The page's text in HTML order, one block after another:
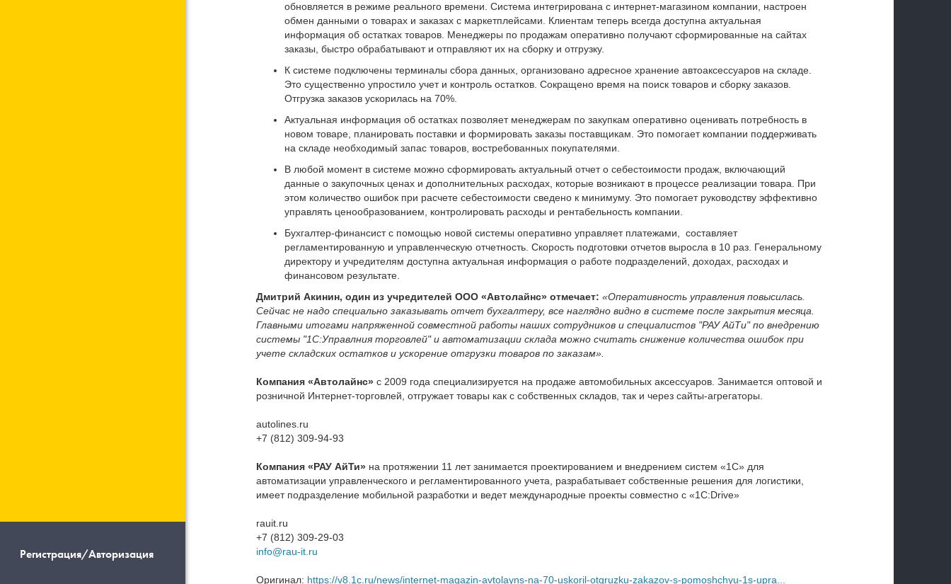
Регистрация/Авторизация
обновляется в режиме реального времени. Система интегрирована с интернет-магазином компании, настроен
обмен данными о товарах и заказах с маркетплейсами. Клиентам теперь всегда доступна актуальная
информация об остатках товаров. Менеджеры по продажам оперативно получают сформированные на сайтах
заказы, быстро обрабатывают и отправляют их на сборку и отгрузку.
К системе подключены терминалы сбора данных, организовано адресное хранение автоаксессуаров на складе.
Это существенно упростило учет и контроль остатков. Сокращено время на поиск товаров и сборку заказов.
Отгрузка заказов ускорилась на 70%.
Актуальная информация об остатках позволяет менеджерам по закупкам оперативно оценивать потребность в
новом товаре, планировать поставки и формировать заказы поставщикам. Это помогает компании поддерживать
на складе необходимый запас товаров, востребованных покупателями.
В любой момент в системе можно сформировать актуальный отчет о себестоимости продаж, включающий
данные о закупочных ценах и дополнительных расходах, которые возникают в процессе реализации товара. При
этом количество ошибок при расчете себестоимости сведено к минимуму. Это помогает руководству эффективно
управлять ценообразованием, контролировать расходы и рентабельность компании.
Бухгалтер-финансист с помощью новой системы оперативно управляет платежами, составляет
регламентированную и управленческую отчетность. Скорость подготовки отчетов выросла в 10 раз. Генеральному
директору и учредителям доступна актуальная информация о работе подразделений, доходах, расходах и
финансовом результате.
Дмитрий Акинин, один из учредителей ООО «Автолайнс» отмечает: «Оперативность управления повысилась.
Сейчас не надо специально заказывать отчет бухгалтеру, все наглядно видно в системе после закрытия месяца.
Главными итогами напряженной совместной работы наших сотрудников и специалистов "РАУ АйТи" по внедрению
системы "1С:Управлния торговлей" и автоматизации склада можно считать снижение количества ошибок при
учете складских остатков и ускорение отгрузки товаров по заказам».
Компания «Автолайнс» с 2009 года специализируется на продаже автомобильных аксессуаров. Занимается оптовой и
розничной Интернет-торговлей, отгружает товары как с собственных складов, так и через сайты-агрегаторы.
autolines.ru
+7 (812) 309-94-93
Компания «РАУ АйТи» на протяжении 11 лет занимается проектированием и внедрением систем «1С» для
автоматизации управленческого и регламентированного учета, разрабатывает собственные решения для логистики,
имеет подразделение мобильной разработки и ведет международные проекты совместно с «1С:Drive»
rauit.ru
+7 (812) 309-29-03
info@rau-it.ru
Оригинал: https://v8.1c.ru/news/internet-magazin-avtolayns-na-70-uskoril-otgruzku-zakazov-s-pomoshchyu-1s-upra...